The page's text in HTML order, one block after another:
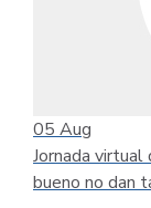
05 Aug
Jornada
bueno no dan